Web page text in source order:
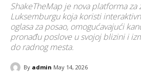
ShakeTheMap je nova platforma za
Luksemburgu koja koristi
oglasa za posao, omogućavajući
pronađu poslove u svojoj blizini i
do radnog mesta.
By admin May 14, 2026